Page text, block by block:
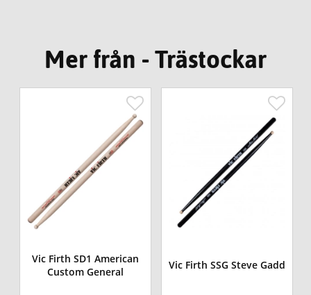
Mer från - Trästockar
Vic Firth SD1 American
Custom General
Vic Firth SSG Steve Gadd